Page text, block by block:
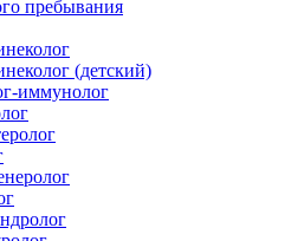
пребывания
(детский)
иммунолог